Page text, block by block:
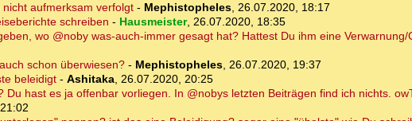
aufmerksam verfolgt- Mephistopheles, 26.07.2020, 18:17
schreiben - Hausmeister, 26.07.2020, 18:35
wo @noby was-auch-immer gesagt hat? Hattest Du ihm eine
schon überwiesen?- Mephistopheles, 26.07.2020, 19:37
beleidigt- Ashitaka, 26.07.2020, 20:25
Du hast es ja offenbar vorliegen. In @nobys letzten Beiträgen find ich nichts.